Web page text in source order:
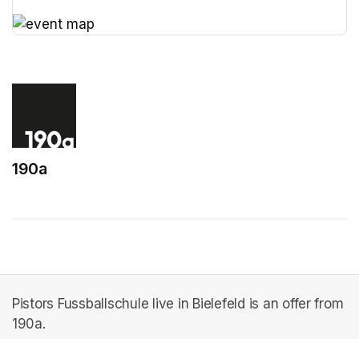
190a
Pistors Fussballschule live in Bielefeld is an offer from
190a.